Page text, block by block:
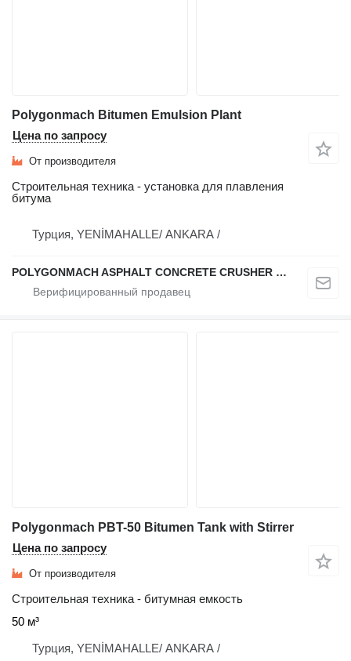
Polygonmach Bitumen Emulsion Plant
Цена по запросу
От производителя
Строительная техника - установка для плавления
битума
Турция, YENİMAHALLE/ ANKARA /
POLYGONMACH ASPHALT CONCRETE CRUSHER SYSTEMS
Polygonmach PBT-50 Bitumen Tank with Stirrer
Цена по запросу
От производителя
Строительная техника - битумная емкость
50 м³
Турция, YENİMAHALLE/ ANKARA /